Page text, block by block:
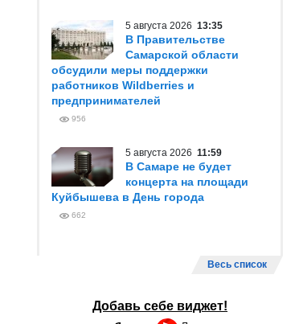
5 августа 2026 13:35
В Правительстве
Самарской области
обсудили меры поддержки
работников Wildberries и
предпринимателей
956
5 августа 2026 11:59
В Самаре не будет
концерта на площади
Куйбышева в День города
662
Весь список
Добавь себе виджет!